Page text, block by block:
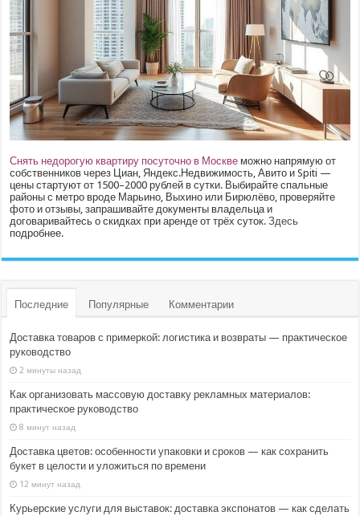
Снять недорогую квартиру посуточно в Москве можно напрямую от
собственников через Циан, Яндекс.Недвижимость, Авито и Spiti —
цены стартуют от 1500–2000 рублей в сутки. Выбирайте спальные
районы с метро вроде Марьино, Выхино или Бирюлёво, проверяйте
фото и отзывы, запрашивайте документы владельца и
договаривайтесь о скидках при аренде от трёх суток.Здесь
подробнее.
Последние Популярные Комментарии
Доставка товаров с примеркой: логистика и возвраты — практическое
руководство
2 минуты назад
Как организовать массовую доставку рекламных материалов:
практическое руководство
8 минут назад
Доставка цветов: особенности упаковки и сроков — как сохранить
букет в целости и уложиться по времени
12 минут назад
Курьерские услуги для выставок: доставка экспонатов — как сделать